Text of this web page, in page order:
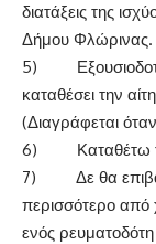
διατάξεις της
Δήμου Φλώρινας.
5)
καταθέσει την
(Διαγράφεται
6) Καταθέτω τα
7) Δε θα
περισσότερο από
ενός